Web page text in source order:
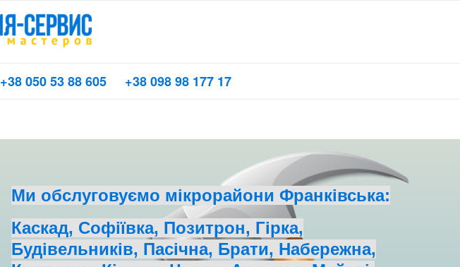
+38 050 53 88 605 +38 098 98 177 17
Ми обслуговуємо мікрорайони Франківська:
Каскад, Софіївка, Позитрон, Гірка,
Будівельників, Пасічна, Брати, Набережна,